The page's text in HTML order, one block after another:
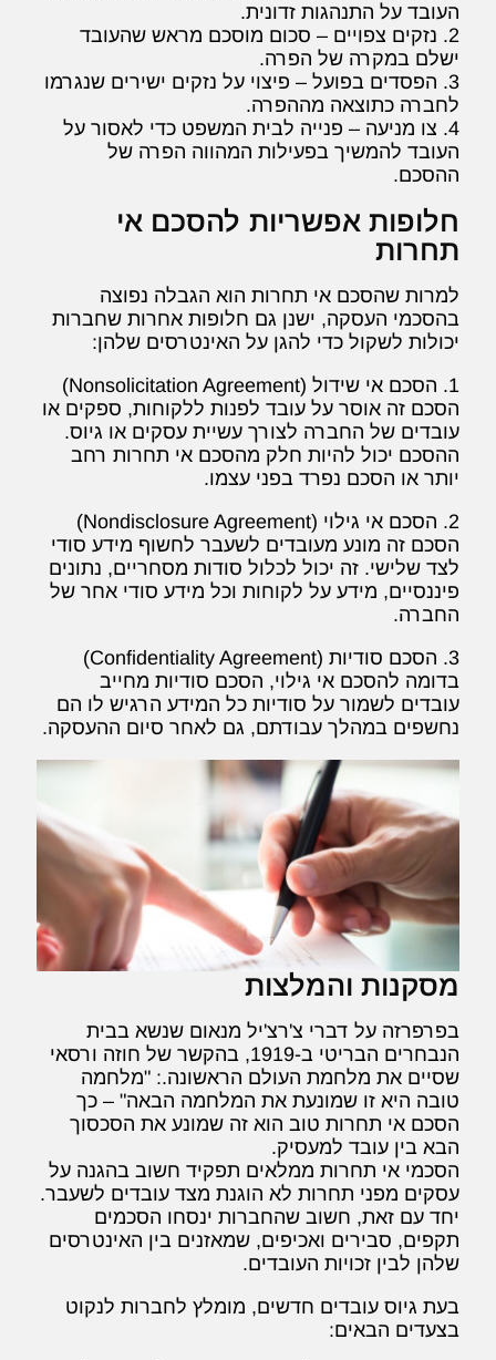
העובד על התנהגות זדונית.
2. נזקים צפויים – סכום מוסכם מראש שהעובד
ישלם במקרה של הפרה.
3. הפסדים בפועל – פיצוי על נזקים ישירים שנגרמו
לחברה כתוצאה מההפרה.
4. צו מניעה – פנייה לבית המשפט כדי לאסור על
העובד להמשיך בפעילות המהווה הפרה של
ההסכם.
חלופות אפשריות להסכם אי
תחרות
למרות שהסכם אי תחרות הוא הגבלה נפוצה
בהסכמי העסקה, ישנן גם חלופות אחרות שחברות
יכולות לשקול כדי להגן על האינטרסים שלהן:
1. הסכם אי שידול (Nonsolicitation Agreement)
הסכם זה אוסר על עובד לפנות ללקוחות, ספקים או
עובדים של החברה לצורך עשיית עסקים או גיוס.
ההסכם יכול להיות חלק מהסכם אי תחרות רחב
יותר או הסכם נפרד בפני עצמו.
2. הסכם אי גילוי (Nondisclosure Agreement)
הסכם זה מונע מעובדים לשעבר לחשוף מידע סודי
לצד שלישי. זה יכול לכלול סודות מסחריים, נתונים
פיננסיים, מידע על לקוחות וכל מידע סודי אחר של
החברה.
3. הסכם סודיות (Confidentiality Agreement)
בדומה להסכם אי גילוי, הסכם סודיות מחייב
עובדים לשמור על סודיות כל המידע הרגיש לו הם
נחשפים במהלך עבודתם, גם לאחר סיום ההעסקה.
מסקנות והמלצות
בפרפרזה על דברי צ'רצ'יל מנאום שנשא בבית
הנבחרים הבריטי ב-1919, בהקשר של חוזה ורסאי
שסיים את מלחמת העולם הראשונה.: "מלחמה
טובה היא זו שמונעת את המלחמה הבאה" – כך
הסכם אי תחרות טוב הוא זה שמונע את הסכסוך
הבא בין עובד למעסיק.
הסכמי אי תחרות ממלאים תפקיד חשוב בהגנה על
עסקים מפני תחרות לא הוגנת מצד עובדים לשעבר.
יחד עם זאת, חשוב שהחברות ינסחו הסכמים
תקפים, סבירים ואכיפים, שמאזנים בין האינטרסים
שלהן לבין זכויות העובדים.
בעת גיוס עובדים חדשים, מומלץ לחברות לנקוט
בצעדים הבאים: